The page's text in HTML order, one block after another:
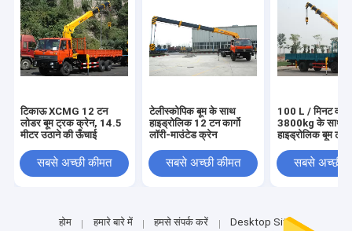
टिकाऊ XCMG 12 टन
लोडर बूम ट्रक क्रेन, 14.5
मीटर उठाने की ऊँचाई
सबसे अच्छी कीमत
टेलीस्कोपिक बूम के साथ
हाइड्रोलिक 12 टन कार्गो
लॉरी-माउंटेड क्रेन
सबसे अच्छी कीमत
100 L / मिनट
3800kg के साथ
हाइड्रोलिक बूम
सबसे अच्छी
होम हमारे बारे में हमसे संपर्क करें Desktop Site